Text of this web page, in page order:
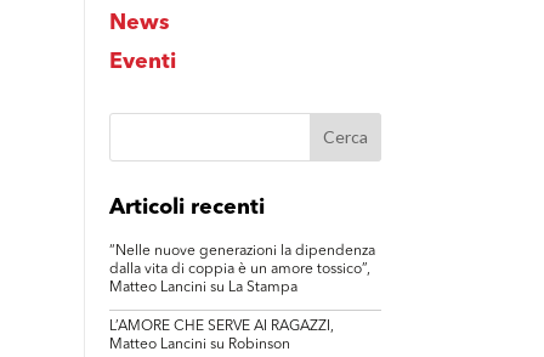
News
Eventi
Articoli recenti
“Nelle nuove generazioni la dipendenza
dalla vita di coppia è un amore tossico”,
Matteo Lancini su La Stampa
L’AMORE CHE SERVE AI RAGAZZI,
Matteo Lancini su Robinson